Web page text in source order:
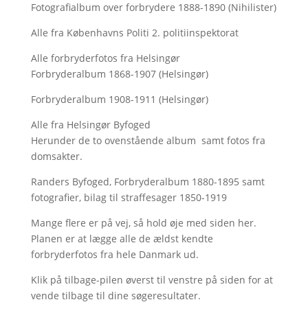
Fotografialbum over forbrydere 1888-1890 (Nihilister)
Alle fra Københavns Politi 2. politiinspektorat
Alle forbryderfotos fra Helsingør
Forbryderalbum 1868-1907 (Helsingør)
Forbryderalbum 1908-1911 (Helsingør)
Alle fra Helsingør Byfoged
Herunder de to ovenstående album samt fotos fra
domsakter.
Randers Byfoged, Forbryderalbum 1880-1895 samt
fotografier, bilag til straffesager 1850-1919
Mange flere er på vej, så hold øje med siden her.
Planen er at lægge alle de ældst kendte
forbryderfotos fra hele Danmark ud.
Klik på tilbage-pilen øverst til venstre på siden for at
vende tilbage til dine søgeresultater.